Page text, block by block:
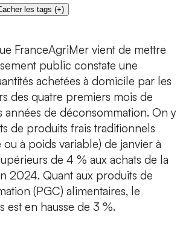
les tags (+)
FranceAgriMer vient de mettre
public constate une
achetées à domicile par les
des quatre premiers mois de
de déconsommation. On y
de produits frais traditionnels
ou à poids variable) de janvier à
de 4 % aux achats de la
2024. Quant aux produits de
(PGC) alimentaires, le
est en hausse de 3 %.